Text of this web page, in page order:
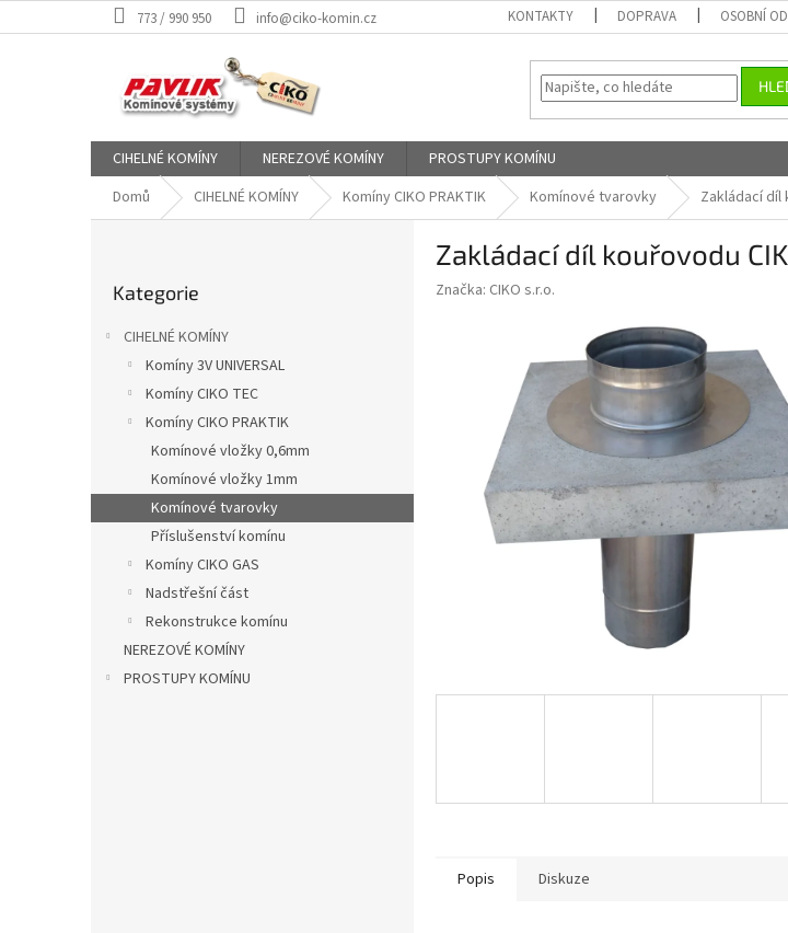
na
773 / 990 950 info@ciko-komin.cz KONTAKTY DOPRAVA OSOBNÍ
CIHELNÉ KOMÍNY NEREZOVÉ KOMÍNY
PROSTUPY KOMÍNU
Domů
CIHELNÉ KOMÍNY Komíny CIKO PRAKTIK Komínové tvarovky Zakládací díl
n
e
kategorie
Kategorie
CIHELNÉ KOMÍNY
Komíny 3V UNIVERSAL
Komíny CIKO TEC
Komíny CIKO PRAKTIK
Komínové vložky 0,6mm
Komínové vložky 1mm
Komínové tvarovky
Příslušenství komínu
Komíny CIKO GAS
Nadstřešní část
Rekonstrukce komínu
NEREZOVÉ KOMÍNY
PROSTUPY KOMÍNU
Zakládací díl kouřovodu
Značka: CIKO s.r.o.
Popis Diskuze